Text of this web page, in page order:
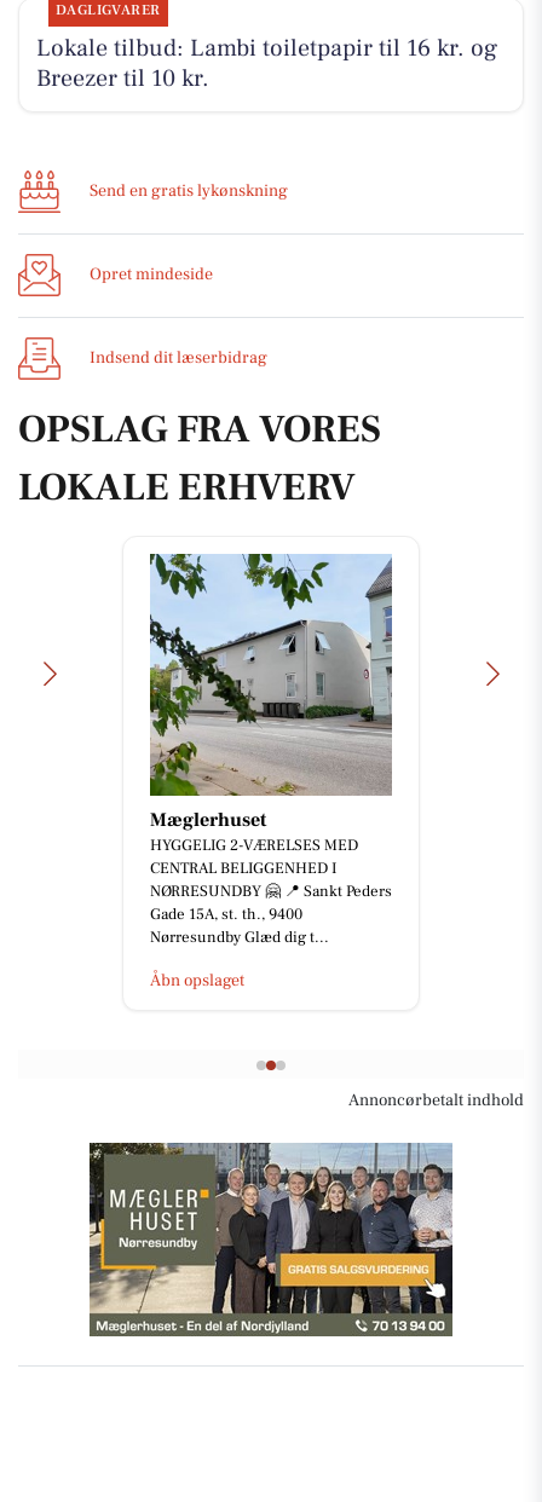
DAGLIGVARER
Lokale tilbud: Lambi toiletpapir til 16 kr. og
Breezer til 10 kr.
Send en gratis lykønskning
Opret mindeside
Indsend dit læserbidrag
OPSLAG FRA VORES
LOKALE ERHVERV
JK Auto ApS
⚡️ 𝟐 𝐗 𝐌𝐈𝐍𝐈 𝐀𝐂𝐄𝐌𝐀𝐍 𝐄 – 𝐊𝐔𝐍
𝟐𝟐𝟗.𝟖𝟎𝟎 𝐊𝐑. ⚡️ Er du på udkig efter
en kompakt og veludstyret elbil
med m...
Åbn opslaget
Annoncørbetalt indhold